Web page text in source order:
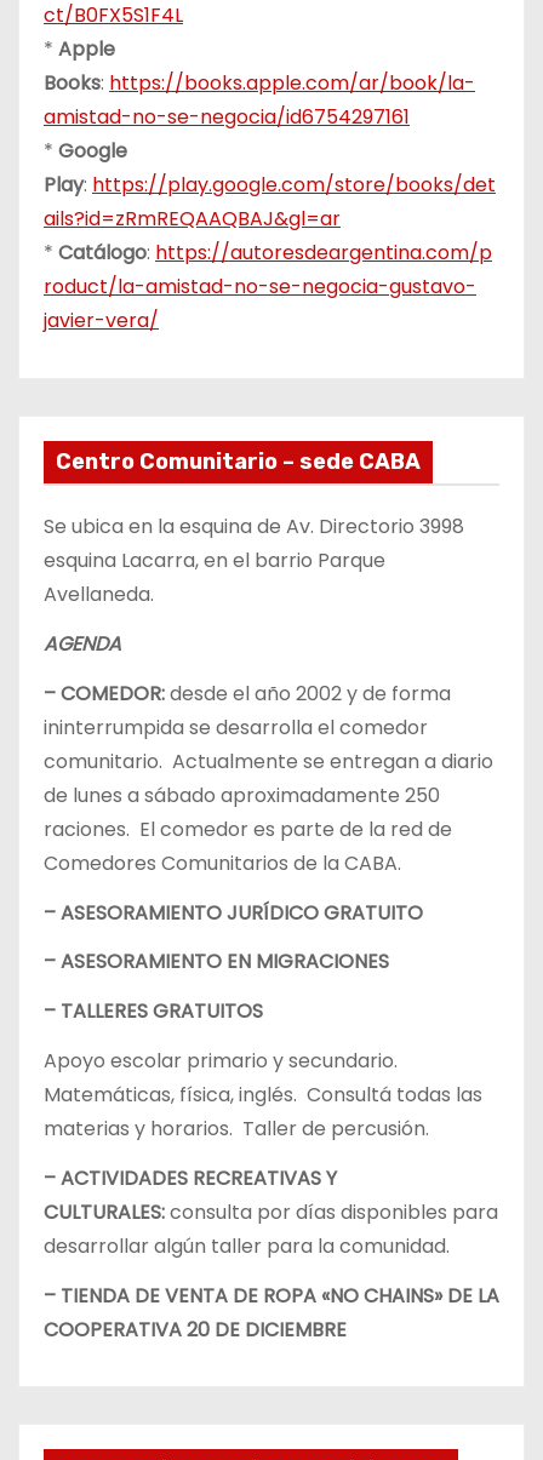
ct/B0FX5S1F4L
* Apple
Books: https://books.apple.com/ar/book/la-
amistad-no-se-negocia/id6754297161
* Google
Play: https://play.google.com/store/books/det
ails?id=zRmREQAAQBAJ&gl=ar
* Catálogo: https://autoresdeargentina.com/p
roduct/la-amistad-no-se-negocia-gustavo-
javier-vera/
Centro Comunitario – sede CABA
Se ubica en la esquina de Av. Directorio 3998
esquina Lacarra, en el barrio Parque
Avellaneda.
AGENDA
– COMEDOR:desde el año 2002 y de forma
ininterrumpida se desarrolla el comedor
comunitario. Actualmente se entregan a diario
de lunes a sábado aproximadamente 250
raciones. El comedor es parte de la red de
Comedores Comunitarios de la CABA.
– ASESORAMIENTO JURÍDICO GRATUITO
– ASESORAMIENTO EN MIGRACIONES
– TALLERES GRATUITOS
Apoyo escolar primario y secundario.
Matemáticas, física, inglés. Consultá todas las
materias y horarios. Taller de percusión.
– ACTIVIDADES RECREATIVAS Y
CULTURALES:consulta por días disponibles para
desarrollar algún taller para la comunidad.
– TIENDA DE VENTA DE ROPA «NO CHAINS» DE LA
COOPERATIVA 20 DE DICIEMBRE